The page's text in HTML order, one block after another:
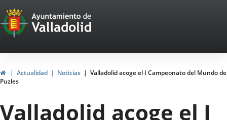
Portal
Web
del
Ayuntamiento
de
Valladolid
InicioActualidad Noticias
Valladolid acoge el I Campeonato del Mundo de
Puzles
Valladolid acoge el I